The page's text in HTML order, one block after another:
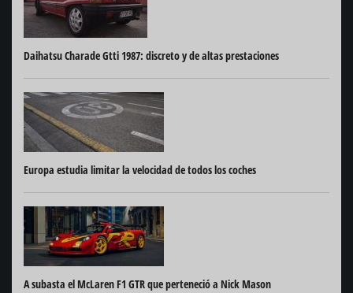
Daihatsu Charade Gtti 1987: discreto y de altas prestaciones
Europa estudia limitar la velocidad de todos los coches
A subasta el McLaren F1 GTR que perteneció a Nick Mason